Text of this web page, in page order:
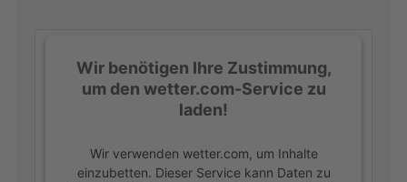
Wir benötigen Ihre Zustimmung,
um den wetter.com-Service zu
laden!
Wir verwenden wetter.com, um Inhalte
einzubetten. Dieser Service kann Daten zu